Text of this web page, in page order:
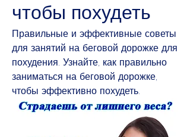
чтобы похудеть
Правильные и эффективные советы
для занятий на беговой дорожке для
похудения. Узнайте, как правильно
заниматься на беговой дорожке,
чтобы эффективно похудеть.